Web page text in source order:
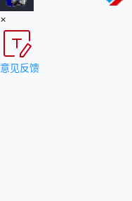
×
意见反馈